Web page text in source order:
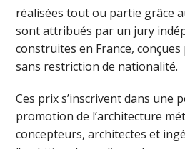
réalisées tout ou partie grâce
sont attribués par un jury
construites en France,
sans restriction de nationalité.
Ces prix s’inscrivent dans une
promotion de l’architecture
concepteurs, architectes et